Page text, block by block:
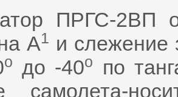
ПРГС-2ВП
А1 и слежение
o до -40o
по
самолета-